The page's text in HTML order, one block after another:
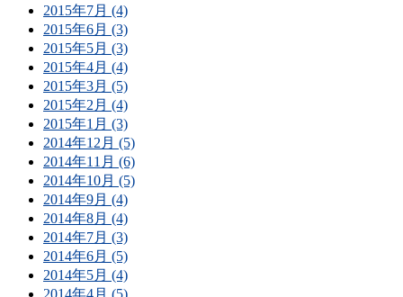
2015年7月 (4)
2015年6月 (3)
2015年5月 (3)
2015年4月 (4)
2015年3月 (5)
2015年2月 (4)
2015年1月 (3)
2014年12月 (5)
2014年11月 (6)
2014年10月 (5)
2014年9月 (4)
2014年8月 (4)
2014年7月 (3)
2014年6月 (5)
2014年5月 (4)
2014年4月 (5)